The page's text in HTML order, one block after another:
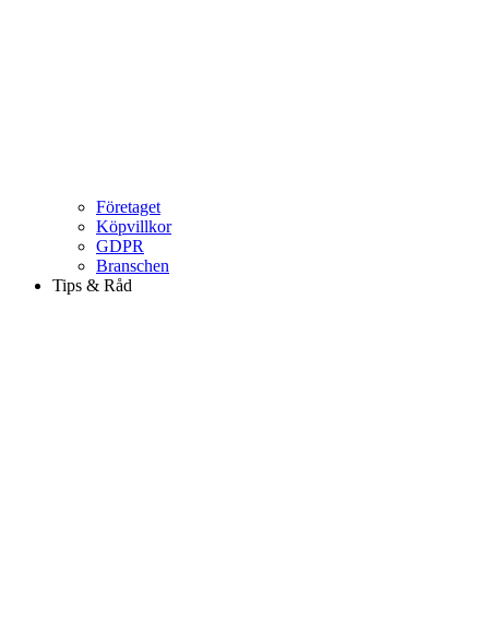
Företaget
Köpvillkor
GDPR
Branschen
Tips & Råd